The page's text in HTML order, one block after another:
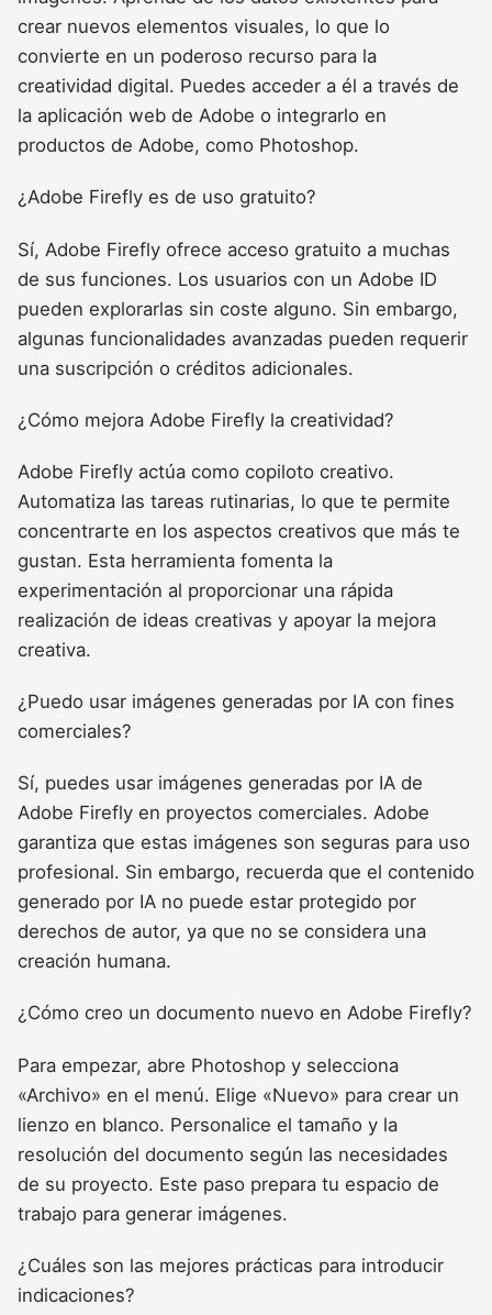
crear nuevos elementos visuales, lo que lo
convierte en un poderoso recurso para la
creatividad digital. Puedes acceder a él a través de
la aplicación web de Adobe o integrarlo en
productos de Adobe, como Photoshop.
¿Adobe Firefly es de uso gratuito?
Sí, Adobe Firefly ofrece acceso gratuito a muchas
de sus funciones. Los usuarios con un Adobe ID
pueden explorarlas sin coste alguno. Sin embargo,
algunas funcionalidades avanzadas pueden requerir
una suscripción o créditos adicionales.
¿Cómo mejora Adobe Firefly la creatividad?
Adobe Firefly actúa como copiloto creativo.
Automatiza las tareas rutinarias, lo que te permite
concentrarte en los aspectos creativos que más te
gustan. Esta herramienta fomenta la
experimentación al proporcionar una rápida
realización de ideas creativas y apoyar la mejora
creativa.
¿Puedo usar imágenes generadas por IA con fines
comerciales?
Sí, puedes usar imágenes generadas por IA de
Adobe Firefly en proyectos comerciales. Adobe
garantiza que estas imágenes son seguras para uso
profesional. Sin embargo, recuerda que el contenido
generado por IA no puede estar protegido por
derechos de autor, ya que no se considera una
creación humana.
¿Cómo creo un documento nuevo en Adobe Firefly?
Para empezar, abre Photoshop y selecciona
«Archivo» en el menú. Elige «Nuevo» para crear un
lienzo en blanco. Personalice el tamaño y la
resolución del documento según las necesidades
de su proyecto. Este paso prepara tu espacio de
trabajo para generar imágenes.
¿Cuáles son las mejores prácticas para introducir
indicaciones?